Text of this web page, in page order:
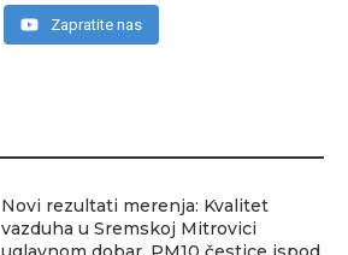
Novi rezultati merenja: Kvalitet
vazduha u Sremskoj Mitrovici
Zapratite nas